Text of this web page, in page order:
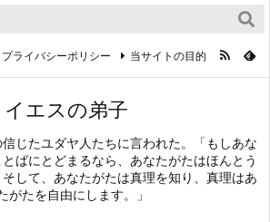
イエスの弟子
じたユダヤ人たちに言われた。「もしあな
ばにとどまるなら、あなたがたはほんとう
して、あなたがたは真理を知り、真理はあ
がたを自由にします。」
プライバシーポリシー 当サイトの目的